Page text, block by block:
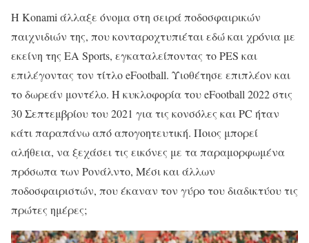
Η Konami άλλαξε όνομα στη σειρά ποδοσφαιρικών
παιχνιδιών της, που κονταροχτυπιέται εδώ και χρόνια με
εκείνη της EA Sports, εγκαταλείποντας το PES και
επιλέγοντας τον τίτλο eFootball. Υιοθέτησε επιπλέον και
το δωρεάν μοντέλο. Η κυκλοφορία του eFootball 2022 στις
30 Σεπτεμβρίου του 2021 για τις κονσόλες και PC ήταν
κάτι παραπάνω από απογοητευτική. Ποιος μπορεί
αλήθεια, να ξεχάσει τις εικόνες με τα παραμορφωμένα
πρόσωπα των Ρονάλντο, Μέσι και άλλων
ποδοσφαιριστών, που έκαναν τον γύρο του διαδικτύου τις
πρώτες ημέρες;